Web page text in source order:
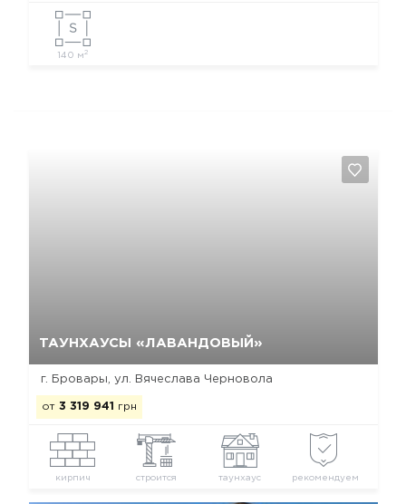
140 м2
ТАУНХАУСЫ «ЛАВАНДОВЫЙ»
г. Бровары, ул. Вячеслава Черновола
от 3 319 941 грн
кирпич строится таунхаус рекомендуем